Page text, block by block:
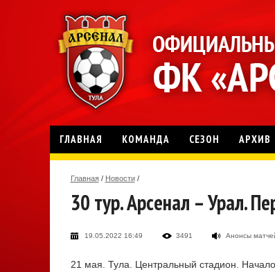
ГЛАВНАЯ КОМАНДА СЕЗОН АРХИВ
Главная / Новости /
30 тур. Арсенал – Урал.
19.05.2022 16:49 3491 Анонсы
21 мая. Тула. Центральный стадион.